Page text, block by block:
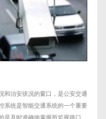
和治安状况的窗口，是公安交通
系统是智能交通系统的一个重要
及时准确地掌握所监视路口、